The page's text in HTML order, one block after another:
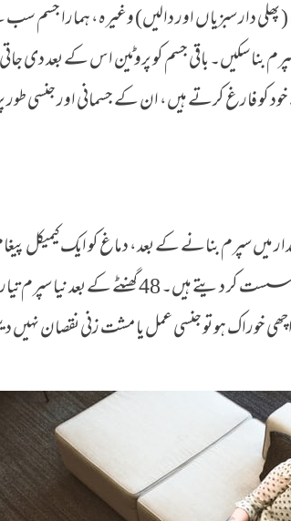
دار سبزیاں اور دالیں) وغیرہ، ہمارا جسم سب
بنا سکیں۔ باقی جسم کو پروٹین اس کے بعد دی
کو فارغ کرتے ہیں، ان کے جسمانی اور جنسی طور
میں سپرم بنانے کے بعد، دماغ کو ایک کیمیکل
چاہیے۔ اور اپنا کام انتہائی سست کر دیتے
اچھی خوراک ہو تو جنسی عمل یا مشت زنی نقصان نہیں